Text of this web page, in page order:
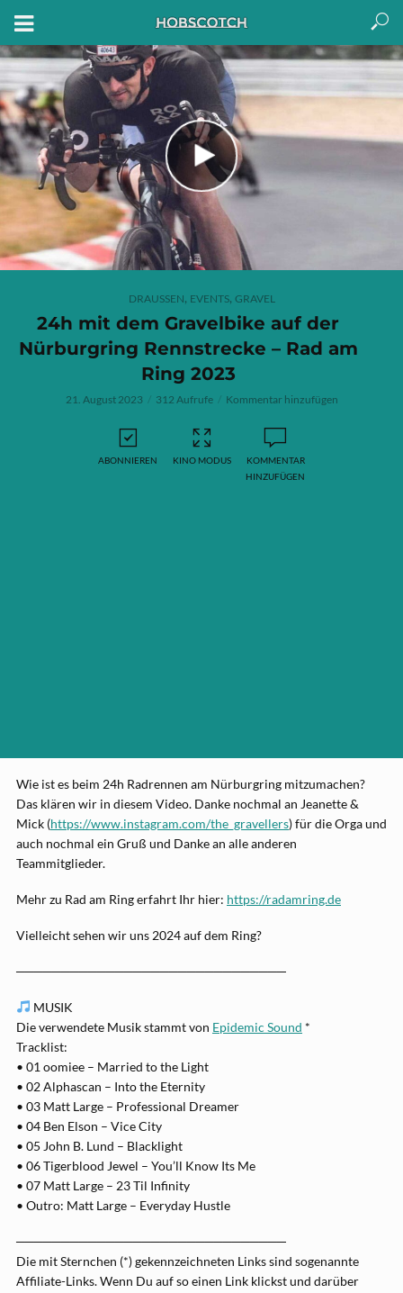
DRAUSSEN, EVENTS, GRAVEL
24h mit dem Gravelbike auf der
Nürburgring Rennstrecke – Rad am
Ring 2023
21. August 2023 312 Aufrufe Kommentar hinzufügen
ABONNIEREN KINO MODUS
KOMMENTAR
HINZUFÜGEN
Wie ist es beim 24h Radrennen am Nürburgring mitzumachen?
Das klären wir in diesem Video. Danke nochmal an Jeanette &
Mick (https://www.instagram.com/the_gravellers) für die Orga und
auch nochmal ein Gruß und Danke an alle anderen
Teammitglieder.
Mehr zu Rad am Ring erfahrt Ihr hier: https://radamring.de
Vielleicht sehen wir uns 2024 auf dem Ring?
──────────────────────────────
MUSIK
Die verwendete Musik stammt von Epidemic Sound *
Tracklist:
• 01 oomiee – Married to the Light
• 02 Alphascan – Into the Eternity
• 03 Matt Large – Professional Dreamer
• 04 Ben Elson – Vice City
• 05 John B. Lund – Blacklight
• 06 Tigerblood Jewel – You’ll Know Its Me
• 07 Matt Large – 23 Til Infinity
• Outro: Matt Large – Everyday Hustle
──────────────────────────────
Die mit Sternchen (*) gekennzeichneten Links sind sogenannte
Affiliate-Links. Wenn Du auf so einen Link klickst und darüber